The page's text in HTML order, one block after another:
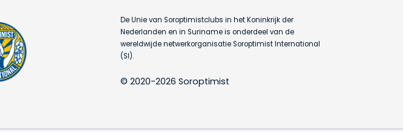
De Unie van Soroptimistclubs in het Koninkrijk der
Nederlanden en in Suriname is onderdeel van de
wereldwijde netwerkorganisatie Soroptimist International
(SI).
© 2020-2026 Soroptimist